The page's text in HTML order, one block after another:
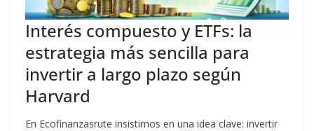
Interés compuesto y ETFs: la
estrategia más sencilla para
invertir a largo plazo según
Harvard
En Ecofinanzasrute insistimos en una idea clave: invertir